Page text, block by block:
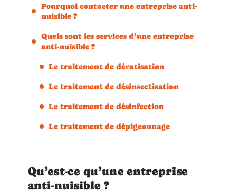
Pourquoi contacter une entreprise anti-
nuisible ?
Quels sont les services d’une entreprise
anti-nuisible ?
Le traitement de dératisation
Le traitement de désinsectisation
Le traitement de désinfection
Le traitement de dépigeonnage
Qu’est-ce qu’une entreprise
anti-nuisible ?